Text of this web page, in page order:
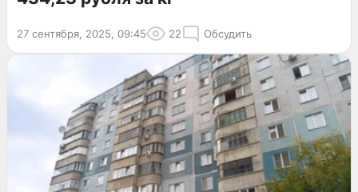
27 сентября, 2025, 09:45 22 Обсудить